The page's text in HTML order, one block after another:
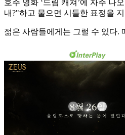
호주 영화 ‘드림 캐쳐’에 자주 나
내?"하고 물으면 시들한 표정을
젊은 사람들에게는 그럴 수 있다.